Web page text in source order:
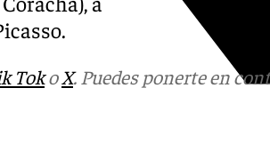
TokoX. Puedes ponerte en